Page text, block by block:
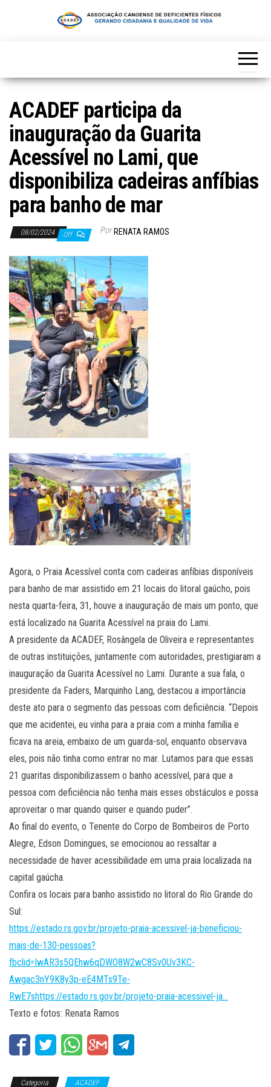
ACADEF participa da
inauguração da Guarita
Acessível no Lami, que
disponibiliza cadeiras anfíbias
para banho de mar
08/02/2024 Off Por RENATA RAMOS
Agora, o Praia Acessível conta com cadeiras anfíbias disponíveis
para banho de mar assistido em 21 locais do litoral gaúcho, pois
nesta quarta-feira, 31, houve a inauguração de mais um ponto, que
está localizado na Guarita Acessível na praia do Lami.
A presidente da ACADEF, Rosângela de Oliveira e representantes
de outras instituições, juntamente com autoridades, prestigiaram a
inauguração da Guarita Acessível no Lami. Durante a sua fala, o
presidente da Faders, Marquinho Lang, destacou a importância
deste ato para o segmento das pessoas com deficiência. “Depois
que me acidentei, eu vinha para a praia com a minha família e
ficava na areia, embaixo de um guarda-sol, enquanto observava
eles, pois não tinha como entrar no mar. Lutamos para que essas
21 guaritas disponibilizassem o banho acessível, para que a
pessoa com deficiência não tenha mais esses obstáculos e possa
aproveitar o mar quando quiser e quando puder”.
Ao final do evento, o Tenente do Corpo de Bombeiros de Porto
Alegre, Edson Domingues, se emocionou ao ressaltar a
necessidade de haver acessibilidade em uma praia localizada na
capital gaúcha.
Confira os locais para banho assistido no litoral do Rio Grande do
Sul:
https://estado.rs.gov.br/projeto-praia-acessivel-ja-beneficiou-
mais-de-130-pessoas?
fbclid=IwAR3s5QEhw6qDWO8W2wC8Sv0Uv3KC-
Awgac3nY9K8y3p-eE4MTs9Te-
RwE7shttps://estado.rs.gov.br/projeto-praia-acessivel-ja…
Texto e fotos: Renata Ramos
Categoria ACADEF